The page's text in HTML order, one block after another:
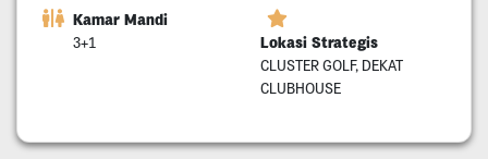
Kamar Mandi
3+1 Lokasi Strategis
CLUSTER GOLF, DEKAT
CLUBHOUSE